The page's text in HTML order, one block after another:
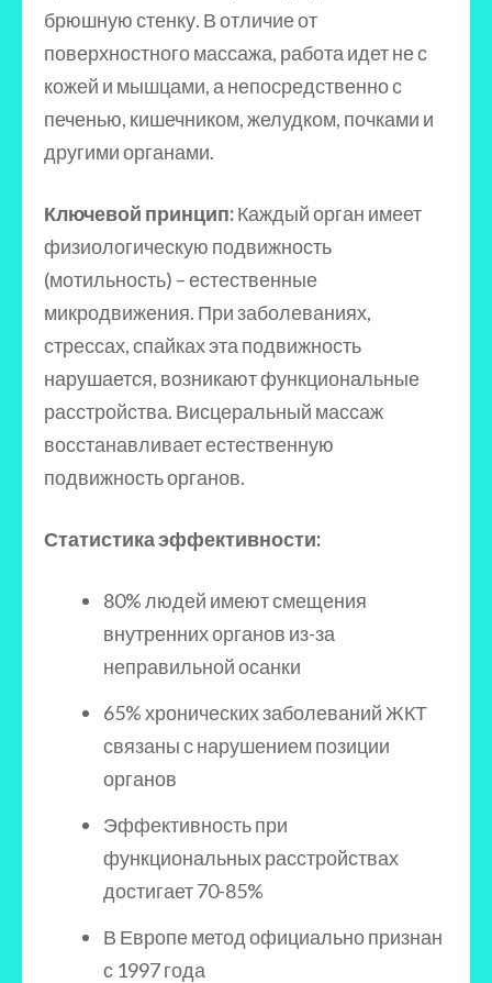
брюшную стенку. В отличие от
поверхностного массажа, работа идет не с
кожей и мышцами, а непосредственно с
печенью, кишечником, желудком, почками и
другими органами.
Ключевой принцип:Каждый орган имеет
физиологическую подвижность
(мотильность) – естественные
микродвижения. При заболеваниях,
стрессах, спайках эта подвижность
нарушается, возникают функциональные
расстройства. Висцеральный массаж
восстанавливает естественную
подвижность органов.
Статистика эффективности:
80% людей имеют смещения
внутренних органов из-за
неправильной осанки
65% хронических заболеваний ЖКТ
связаны с нарушением позиции
органов
Эффективность при
функциональных расстройствах
достигает 70-85%
В Европе метод официально признан
с 1997 года